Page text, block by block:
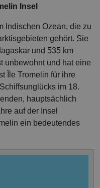
Insel
Indischen Ozean, die zu
gehört. Sie
und 535 km
unbewohnt und hat eine
Île Tromelin für ihre
im 18.
hauptsächlich
auf der Insel
ein bedeutendes